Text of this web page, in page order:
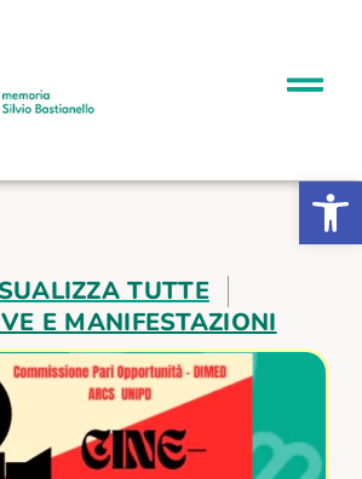
Apri la
TUTTE
E MANIFESTAZIONI